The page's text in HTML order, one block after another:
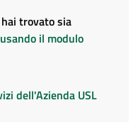
trovato sia
usando il modulo
dell'Azienda USL